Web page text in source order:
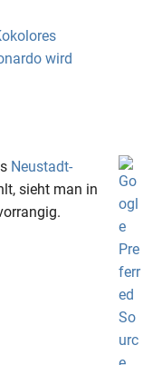
wird
Neustadt-
sieht man in